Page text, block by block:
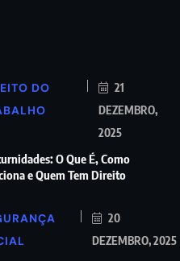
DO
21
DEZEMBRO,
2025
O Que É, Como
e Quem Tem Direito
20
DEZEMBRO, 2025